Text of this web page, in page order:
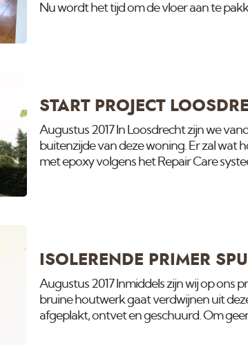
Nu wordt het tijd om de vloer aan te
START PROJECT
Augustus 2017 In Loosdrecht zijn we
buitenzijde van deze woning. Er zal
met epoxy volgens het Repair Care
ISOLERENDE PRIMER
Augustus 2017 Inmiddels zijn wij op ons
bruine houtwerk gaat verdwijnen uit
afgeplakt, ontvet en geschuurd. Om